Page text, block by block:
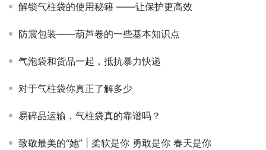
解锁气柱袋的使用秘籍 ——让保护更高效
防震包装——葫芦卷的一些基本知识点
气泡袋和货品一起，抵抗暴力快递
对于气柱袋你真正了解多少
易碎品运输，气柱袋真的靠谱吗？
致敬最美的“她” | 柔软是你 勇敢是你 春天是你